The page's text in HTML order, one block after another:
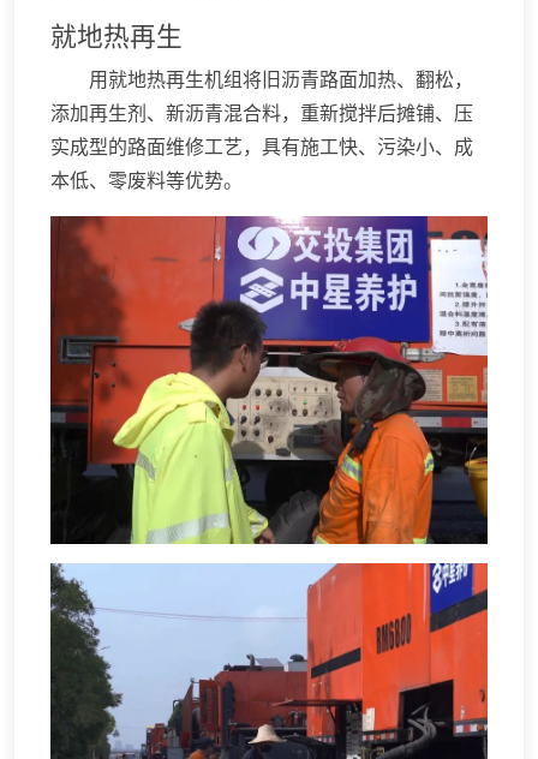
就地热再生
用就地热再生机组将旧沥青路面加热、翻松，
添加再生剂、新沥青混合料，重新搅拌后摊铺、压
实成型的路面维修工艺，具有施工快、污染小、成
本低、零废料等优势。